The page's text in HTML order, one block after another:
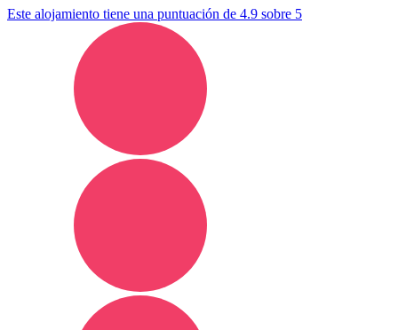
Este alojamiento tiene una puntuación de 4.9 sobre 5